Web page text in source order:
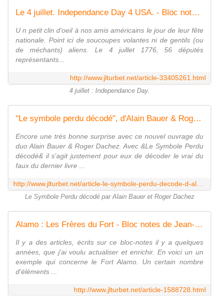
Le 4 juillet. Independance Day 4 USA. - Bloc notes de Jean-Laurent, sur la Franc-Maçonnerie et les Spiritualités. Blog maçonnique et spirituel francophone. Initiation, parcours et découverte.
U n petit clin d'oeil à nos amis américains le jour de leur fête
nationale. Point ici de soucoupes volantes ni de gentils (ou
de méchants) aliens. Le 4 juillet 1776, 56 députés
représentants...
http://www.jlturbet.net/article-33405261.html
4 juillet : Independance Day.
"Le symbole perdu décodé", d'Alain Bauer & Roger Dachez. - Bloc notes de Jean-Laurent, sur la Franc-Maçonnerie et les Spiritualités. Blog maçonnique et spirituel francophone. Initiation, parcours et découverte.
Encore une très bonne surprise avec ce nouvel ouvrage du
duo Alain Bauer & Roger Dachez. Avec &Le Symbole Perdu
décodé& il s'agit justement pour eux de décoder le vrai du
faux du dernier livre ...
Le Symbole Perdu décodé par Alain Bauer et Roger Dachez
Alamo : Les Frères du Fort - Bloc notes de Jean-Laurent, sur la Franc-Maçonnerie et les Spiritualités. Blog maçonnique et spirituel francophone. Initiation, parcours et découverte.
Il y a des articles, écrits sur ce bloc-notes il y a quelques
années, que j'ai voulu actualiser et enrichir. En voici un un
exemple qui concerne le Fort Alamo. Un certain nombre
d'éléments ...
http://www.jlturbet.net/article-1588728.html